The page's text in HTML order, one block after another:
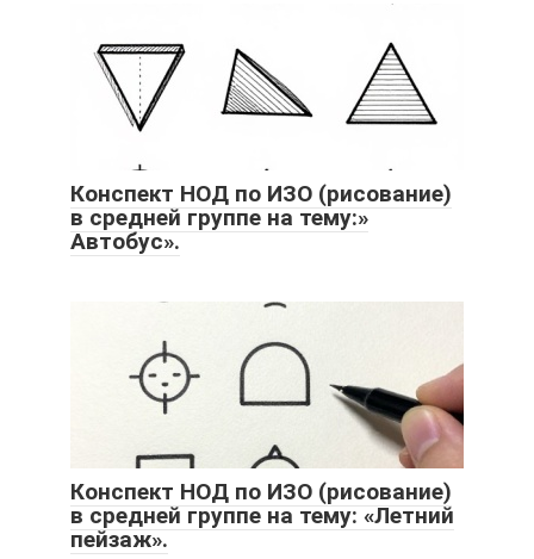
Конспект НОД по ИЗО (рисование)
в средней группе на тему:»
Автобус».
Конспект НОД по ИЗО (рисование)
в средней группе на тему: «Летний
пейзаж».